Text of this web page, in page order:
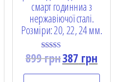
смарт годинниа з
нержавіючої сталі.
Розміри: 20, 22, 24 мм.
Rated
5.00
899грн387 грн